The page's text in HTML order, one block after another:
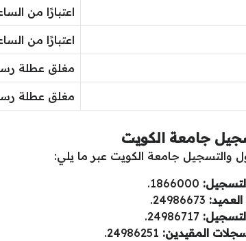
اعتبارًا من الساعة 8 صباحًا وحتى الساعة
اعتبارًا من الساعة 8 صباحًا وحتى الساعة
مغلق عطلة
مغلق عطلة
جامعة الكويت
والتسجيل جامعة الكويت عبر ما يلي:
المقيدين: